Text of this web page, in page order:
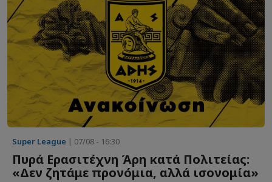
Super League | 07/08 - 16:30
Πυρά Ερασιτέχνη Άρη κατά Πολιτείας:
«Δεν ζητάμε προνόμια, αλλά ισονομία»